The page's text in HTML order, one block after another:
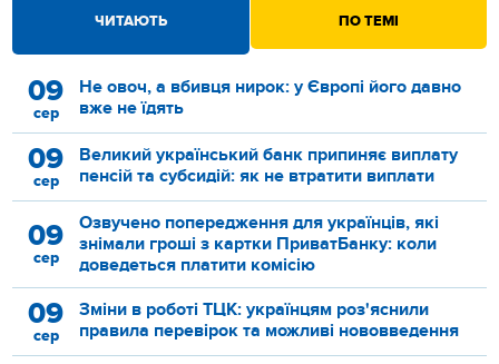
ЧИТАЮТЬ ПО ТЕМІ
09
сер
Не овоч, а вбивця нирок: у Європі його давно
вже не їдять
09
сер
Великий український банк припиняє виплату
пенсій та субсидій: як не втратити виплати
09
сер
Озвучено попередження для українців, які
знімали гроші з картки ПриватБанку: коли
доведеться платити комісію
09
сер
Зміни в роботі ТЦК: українцям роз'яснили
правила перевірок та можливі нововведення